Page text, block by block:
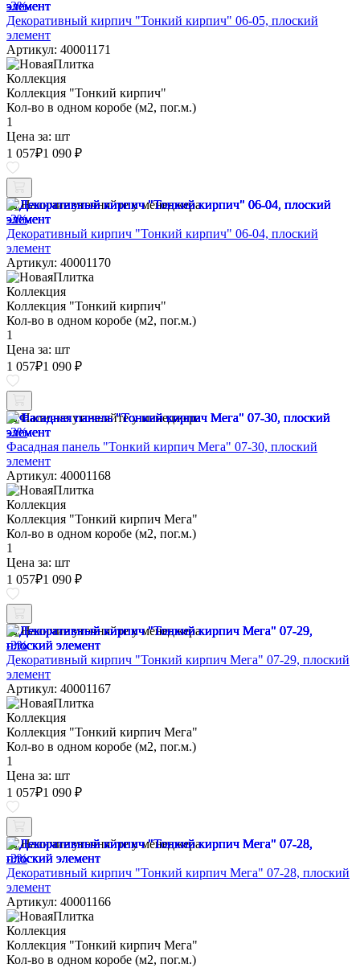
-3%
Декоративный кирпич "Тонкий кирпич" 06-05, плоский
элемент
Артикул: 40001171
Коллекция
Коллекция "Тонкий кирпич"
Кол-во в одном коробе (м2, пог.м.)
1
Цена за: шт
1 057₽1 090 ₽
Наличие уточняйте у менеджера
-3%
Декоративный кирпич "Тонкий кирпич" 06-04, плоский
элемент
Артикул: 40001170
Коллекция
Коллекция "Тонкий кирпич"
Кол-во в одном коробе (м2, пог.м.)
1
Цена за: шт
1 057₽1 090 ₽
Наличие уточняйте у менеджера
-3%
Фасадная панель "Тонкий кирпич Мега" 07-30, плоский
элемент
Артикул: 40001168
Коллекция
Коллекция "Тонкий кирпич Мега"
Кол-во в одном коробе (м2, пог.м.)
1
Цена за: шт
1 057₽1 090 ₽
Наличие уточняйте у менеджера
-3%
Декоративный кирпич "Тонкий кирпич Мега" 07-29, плоский
элемент
Артикул: 40001167
Коллекция
Коллекция "Тонкий кирпич Мега"
Кол-во в одном коробе (м2, пог.м.)
1
Цена за: шт
1 057₽1 090 ₽
Наличие уточняйте у менеджера
-3%
Декоративный кирпич "Тонкий кирпич Мега" 07-28, плоский
элемент
Артикул: 40001166
Коллекция
Коллекция "Тонкий кирпич Мега"
Кол-во в одном коробе (м2, пог.м.)